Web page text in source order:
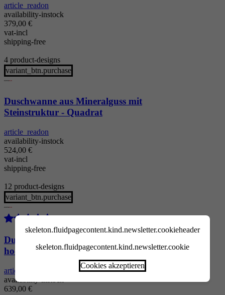
article_readon
availability-instock
379,00 €
vat-incl
shipping-free
4 product-designs
variant_btn.purchase
Duschwanne aus Mineralguss mit
Steinstruktur - Quadrat
article_readon
availability-instock
524,00 €
vat-incl
shipping-free
12 product-designs
variant_btn.purchase
Duschrückwand - Stein Grau-hell (702),
hochglänzende Oberfläche
article_readon
availability-instock
639,00 €
skeleton.fluidpagecontent.kind.newsletter.cookieheader
skeleton.fluidpagecontent.kind.newsletter.cookie
Cookies akzeptieren